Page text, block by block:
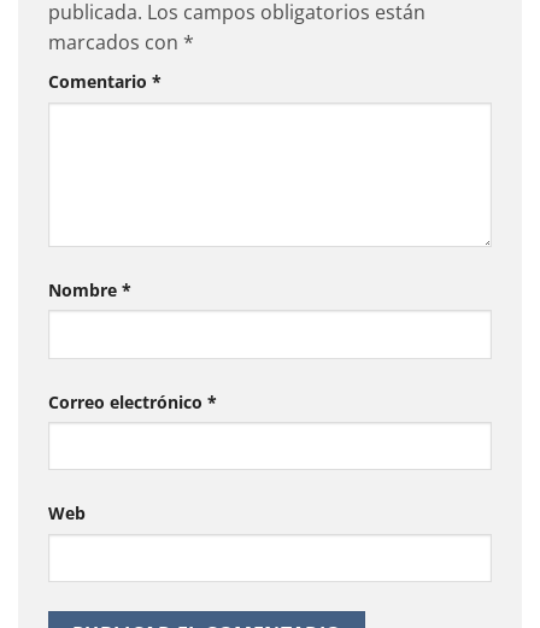
publicada. Los campos obligatorios están
marcados con *
Comentario *
Nombre *
Correo electrónico *
Web